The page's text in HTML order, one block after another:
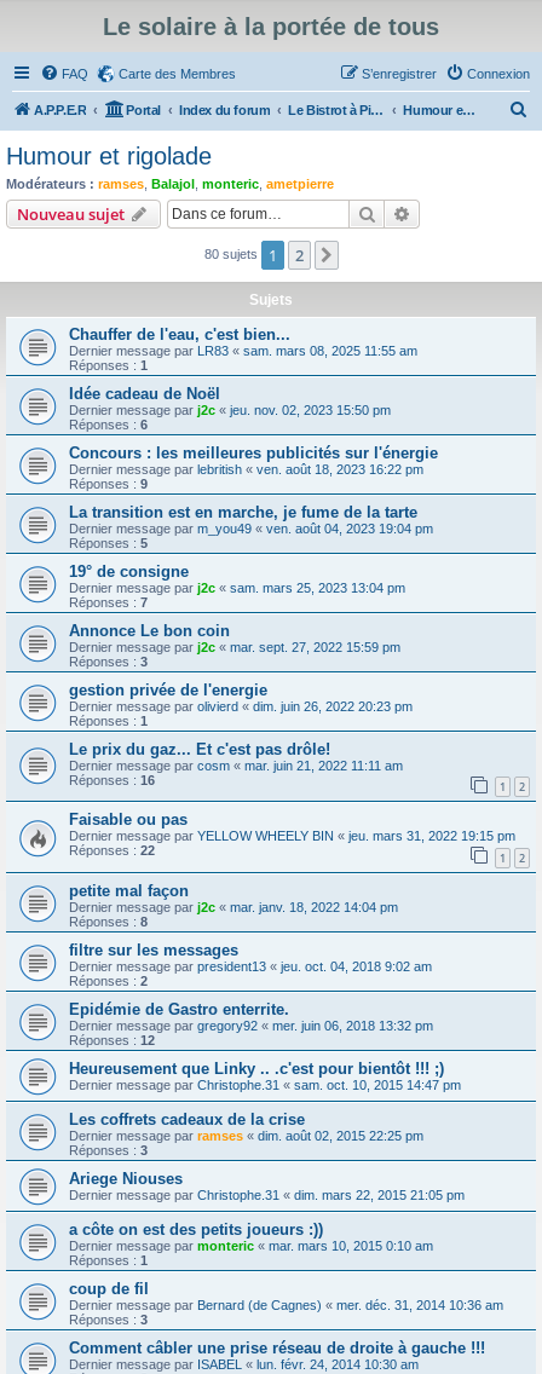
Le solaire à la portée de tous
FAQ Carte des Membres Connexion
S’enregistrer
A.P.P.E.R Portal Index du forum Le Bistrot à Pierrot Humour et rigolade
c
Humour et rigolade
Modérateurs : ramses Balajol monteric ametpierre
Nouveau sujet Rechercher
80 sujets 1 2
Sujets
Chauffer de l'eau, c'est bien...
Dernier message par LR83 « sam. mars 08, 2025 11:55 am
Réponses : 1
Idée cadeau de Noël
Dernier message par j2c « jeu. nov. 02, 2023 15:50 pm
Réponses : 6
Concours : les meilleures publicités sur l'énergie
Dernier message par lebritish « ven. août 18, 2023 16:22 pm
Réponses : 9
La transition est en marche, je fume de la tarte
Dernier message par m_you49 « ven. août 04, 2023 19:04 pm
Réponses : 5
19° de consigne
Dernier message par j2c « sam. mars 25, 2023 13:04 pm
Réponses : 7
Annonce Le bon coin
Dernier message par j2c « mar. sept. 27, 2022 15:59 pm
Réponses : 3
gestion privée de l'energie
Dernier message par olivierd « dim. juin 26, 2022 20:23 pm
Réponses : 1
Le prix du gaz... Et c'est pas drôle!
Dernier message par cosm « mar. juin 21, 2022 11:11 am
Réponses : 16 1 2
Faisable ou pas
Dernier message par YELLOW WHEELY BIN « jeu. mars 31, 2022 19:15 pm
Réponses : 22 1 2
petite mal façon
Dernier message par j2c « mar. janv. 18, 2022 14:04 pm
Réponses : 8
filtre sur les messages
Dernier message par president13 « jeu. oct. 04, 2018 9:02 am
Réponses : 2
Epidémie de Gastro enterrite.
Dernier message par gregory92 « mer. juin 06, 2018 13:32 pm
Réponses : 12
Heureusement que Linky .. .c'est pour bientôt !!! ;)
Dernier message par Christophe.31 « sam. oct. 10, 2015 14:47 pm
Les coffrets cadeaux de la crise
Dernier message par ramses « dim. août 02, 2015 22:25 pm
Réponses : 3
Ariege Niouses
Dernier message par Christophe.31 « dim. mars 22, 2015 21:05 pm
a côte on est des petits joueurs :))
Dernier message par monteric « mar. mars 10, 2015 0:10 am
Réponses : 1
coup de fil
Dernier message par Bernard (de Cagnes) « mer. déc. 31, 2014 10:36 am
Réponses : 3
Comment câbler une prise réseau de droite à gauche !!!
Dernier message par ISABEL « lun. févr. 24, 2014 10:30 am